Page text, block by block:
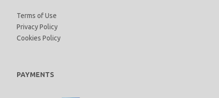
Terms of Use
Privacy Policy
Cookies Policy
PAYMENTS